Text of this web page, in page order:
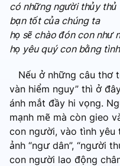
có những người thủy thủ
bạn tốt của chúng ta
họ sẽ chào đón con như
họ yêu quý con bằng
Nếu ở những câu thơ
vàn hiểm nguy” thì ở
ánh mắt đầy hi vọng.
mạnh mẽ mà còn gieo
con người, vào tình yêu
ảnh “ngư dân”, “người
con người lao động